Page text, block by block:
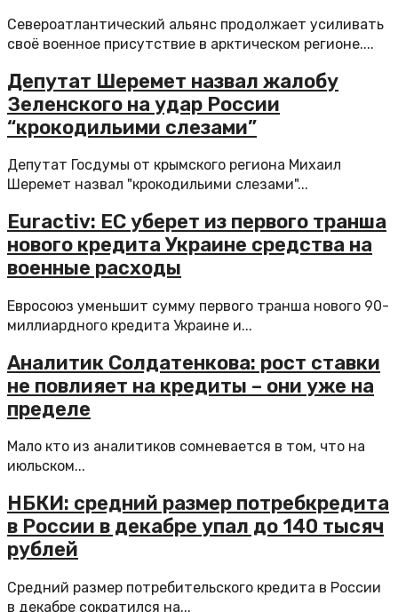
Североатлантический альянс продолжает усиливать
своё военное присутствие в арктическом регионе....
Депутат Шеремет назвал жалобу
Зеленского на удар России
“крокодильими слезами”
Депутат Госдумы от крымского региона Михаил
Шеремет назвал "крокодильими слезами"...
Euractiv: ЕС уберет из первого транша
нового кредита Украине средства на
военные расходы
Евросоюз уменьшит сумму первого транша нового 90-
миллиардного кредита Украине и...
Аналитик Солдатенкова: рост ставки
не повлияет на кредиты – они уже на
пределе
Мало кто из аналитиков сомневается в том, что на
июльском...
НБКИ: средний размер потребкредита
в России в декабре упал до 140 тысяч
рублей
Средний размер потребительского кредита в России
в декабре сократился на...